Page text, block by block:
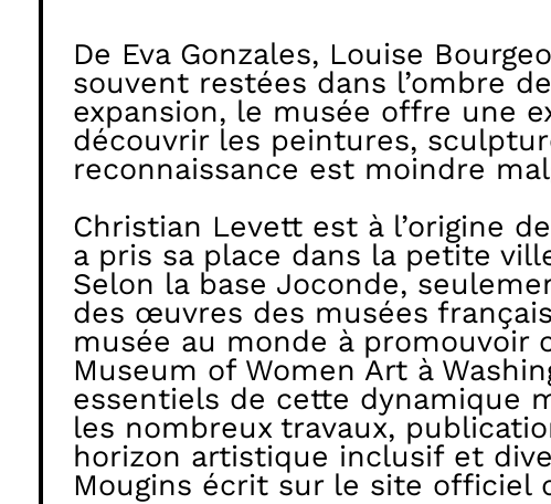
De Eva Gonzales, Louise
souvent restées dans l’ombre
expansion, le musée offre une
découvrir les peintures,
reconnaissance est moindre
Christian Levett est à l’origine
a pris sa place dans la petite
Selon la base Joconde,
des œuvres des musées
musée au monde à promouvoir
Museum of Women Art à
essentiels de cette dynamique
les nombreux travaux,
horizon artistique inclusif et
Mougins écrit sur le site officiel